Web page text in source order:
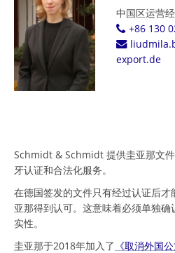
中国区运营
+86 130
export.de
Schmidt & Schmidt 提供圭亚那文
牙认证和合法化服务。
在德国签发的文件只有经过认证后才
亚那得到认可。这意味着必须单独确
实性。
圭亚那于2018年加入了 《取消外国